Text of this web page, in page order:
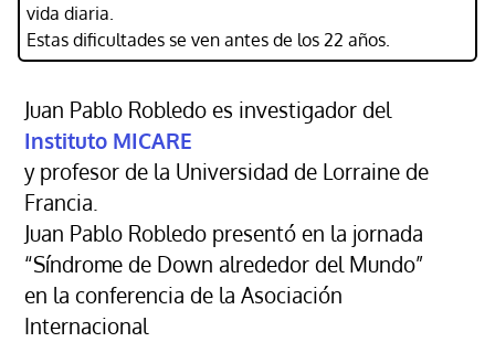
vida diaria.
Estas dificultades se ven antes de los 22 años.
Juan Pablo Robledo es investigador del
Instituto MICARE
y profesor de la Universidad de Lorraine de
Francia.
Juan Pablo Robledo presentó en la jornada
“Síndrome de Down alrededor del Mundo”
en la conferencia de la Asociación
Internacional